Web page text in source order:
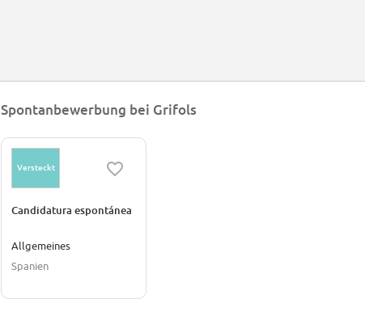
Spontanbewerbung bei Grifols
Versteckt
Candidatura espontánea
Allgemeines
Spanien